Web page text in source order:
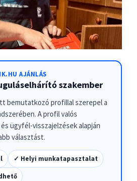
AJÁNLÁS
szakember
bemutatkozó profillal szerepel a
A profil valós
ügyfél-visszajelzések alapján
választást.
✓ Helyi munkatapasztalat